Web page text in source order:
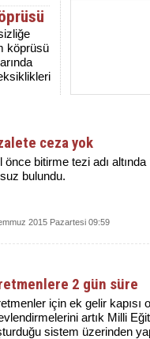
köprüsü
ceza yok
önce bitirme tezi adı
bulundu.
2015 Pazartesi 09:59
2 gün süre
için ek gelir kapısı
artık Milli
sistem üzerinden